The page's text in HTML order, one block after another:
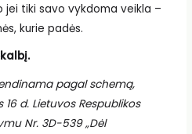
jei tiki savo vykdoma veikla –
kurie padės.
pagal schemą,
d. Lietuvos Respublikos
Nr. 3D-539 „Dėl